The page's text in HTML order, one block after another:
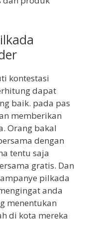
kontestasi
dapat
baik. pada pas
memberikan
Orang bakal
dengan
tentu saja
gratis. Dan
pilkada
anda
menentukan
di kota mereka